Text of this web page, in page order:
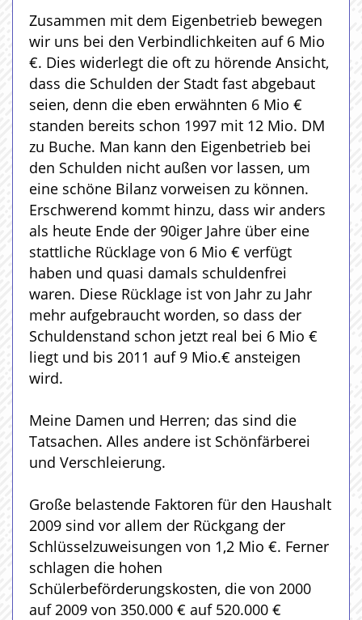
Zusammen mit dem Eigenbetrieb bewegen
wir uns bei den Verbindlichkeiten auf 6 Mio
€. Dies widerlegt die oft zu hörende Ansicht,
dass die Schulden der Stadt fast abgebaut
seien, denn die eben erwähnten 6 Mio €
standen bereits schon 1997 mit 12 Mio. DM
zu Buche. Man kann den Eigenbetrieb bei
den Schulden nicht außen vor lassen, um
eine schöne Bilanz vorweisen zu können.
Erschwerend kommt hinzu, dass wir anders
als heute Ende der 90iger Jahre über eine
stattliche Rücklage von 6 Mio € verfügt
haben und quasi damals schuldenfrei
waren. Diese Rücklage ist von Jahr zu Jahr
mehr aufgebraucht worden, so dass der
Schuldenstand schon jetzt real bei 6 Mio €
liegt und bis 2011 auf 9 Mio.€ ansteigen
wird.
Meine Damen und Herren; das sind die
Tatsachen. Alles andere ist Schönfärberei
und Verschleierung.
Große belastende Faktoren für den Haushalt
2009 sind vor allem der Rückgang der
Schlüsselzuweisungen von 1,2 Mio €. Ferner
schlagen die hohen
Schülerbeförderungskosten, die von 2000
auf 2009 von 350.000 € auf 520.000 €